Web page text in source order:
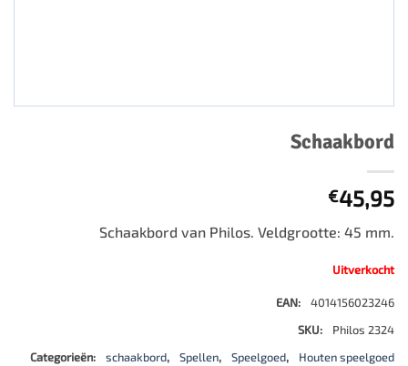
Schaakbord
€45,95
Schaakbord van Philos. Veldgrootte: 45 mm.
Uitverkocht
EAN:
4014156023246
SKU:
Philos 2324
Categorieën:
schaakbord, Spellen, Speelgoed,
Houten speelgoed